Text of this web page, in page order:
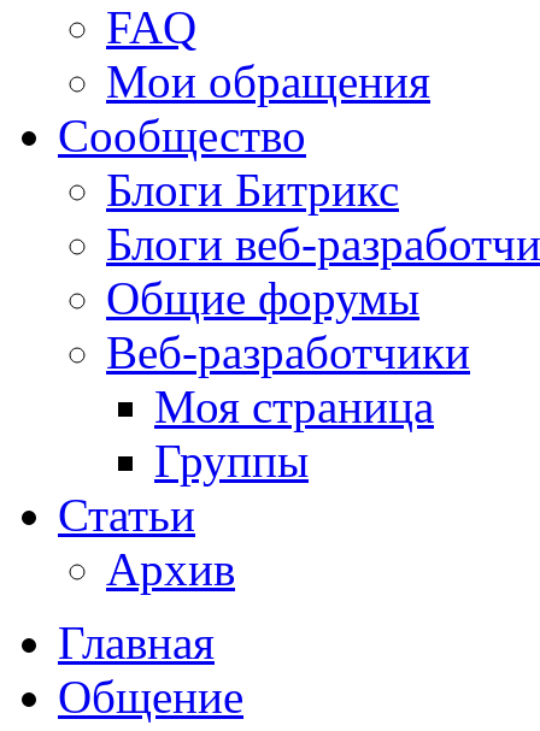
FAQ
Мои обращения
Сообщество
Блоги Битрикс
Блоги веб-
Общие форумы
Веб-разработчики
Моя страница
Группы
Статьи
Архив
Главная
Общение